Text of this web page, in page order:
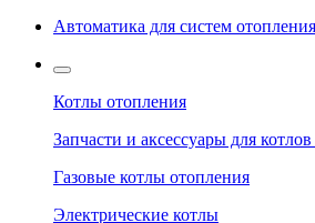
Автоматика для систем
Котлы отопления
Запчасти и аксессуары для
Газовые котлы отопления
Электрические котлы